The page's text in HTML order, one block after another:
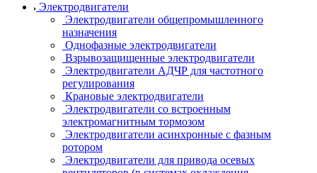
Электродвигатели
Электродвигатели общепромышленного
назначения
Однофазные электродвигатели
Взрывозащищенные электродвигатели
Электродвигатели АДЧР для частотного
регулирования
Крановые электродвигатели
Электродвигатели со встроенным
электромагнитным тормозом
Электродвигатели асинхронные с фазным
ротором
Электродвигатели для привода осевых